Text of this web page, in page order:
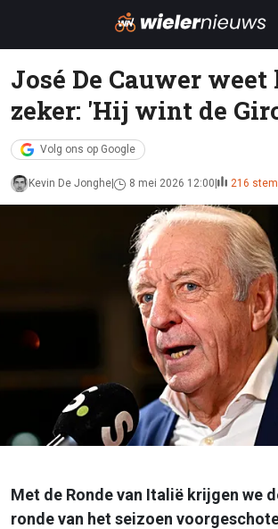
José De Cauwer weet
zeker: 'Hij wint de
Volg ons op Google
Kevin De Jonghe 8 mei 2026 12:00 216
Met de Ronde van Italië krijgen we
ronde van het seizoen